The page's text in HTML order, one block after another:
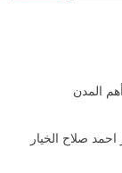
المدن
صلاح الخيار